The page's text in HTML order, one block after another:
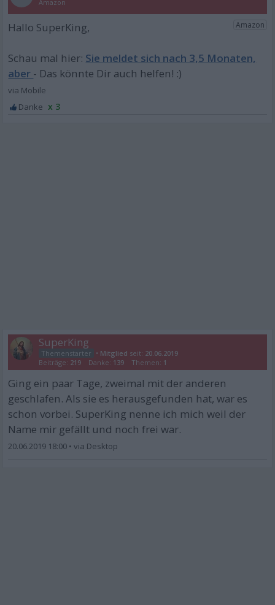
Sie meldet sich nach 3,5 Monaten,
aber
x 3
SuperKing
• Mitglied seit: 20.06.2019
Beiträge: 219 Danke: 139 Themen: 1
Ging ein paar Tage, zweimal mit der anderen
geschlafen. Als sie es herausgefunden hat, war es
schon vorbei. SuperKing nenne ich mich weil der
Name mir gefällt und noch frei war.
20.06.2019 18:00 •